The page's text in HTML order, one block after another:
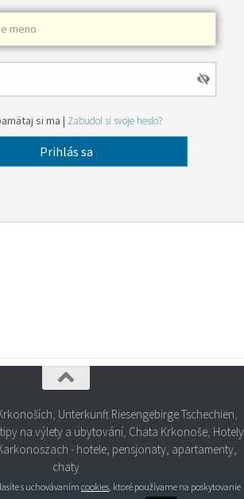
si ma | Zabudol si svoje heslo?
Unterkunft Riesengebirge Tschechien
na výlety a ubytování, Chata Krkonoše, Hotely
- hotele, pensjonaty, apartamenty,
chaty
s uchovávaním cookies, ktoré používame na poskytovanie